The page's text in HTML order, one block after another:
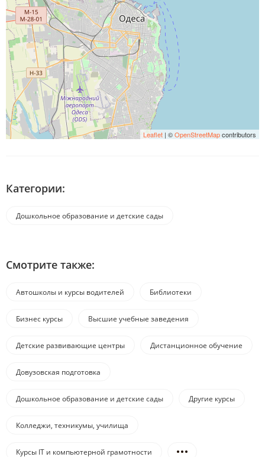
Leaflet | ©OpenStreetMapcontributors
Категории:
Дошкольное образование и детские сады
Смотрите также:
Автошколы и курсы водителей Библиотеки
Бизнес курсы Высшие учебные заведения
Детские развивающие центры Дистанционное обучение
Довузовская подготовка
Дошкольное образование и детские сады Другие курсы
Колледжи, техникумы, училища
Курсы IT и компьютерной грамотности